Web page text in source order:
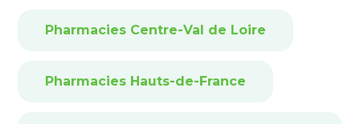
Pharmacies Centre-Val de Loire
Pharmacies Hauts-de-France